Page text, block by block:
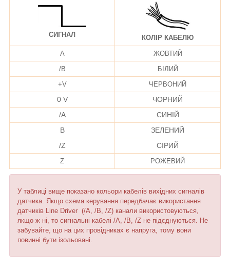
СИГНАЛ КОЛІР КАБЕЛЮ
A
ЖОВТИЙ
/B
БІЛИЙ
+V
ЧЕРВОНИЙ
0 V
ЧОРНИЙ
/A
СИНІЙ
B
ЗЕЛЕНИЙ
/Z
СІРИЙ
Z РОЖЕВИЙ
У таблиці вище показано кольори кабелів вихідних сигналів
датчика. Якщо схема керування передбачає використання
датчиків Line Driver (/A, /B, /Z) канали використовуються,
якщо ж ні, то сигнальні кабелі /A, /B, /Z не підєднуються. Не
забувайте, що на цих провідниках є напруга, тому вони
повинні бути ізольовані.